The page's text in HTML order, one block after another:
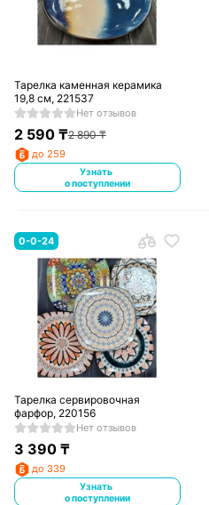
Тарелка каменная керамика
19,8 см, 221537
Нет отзывов
2 590₸2 890₸
до 259
Узнать
о поступлении
0-0-24
Тарелка сервировочная
фарфор, 220156
Нет отзывов
3 390₸
до 339
Узнать
о поступлении